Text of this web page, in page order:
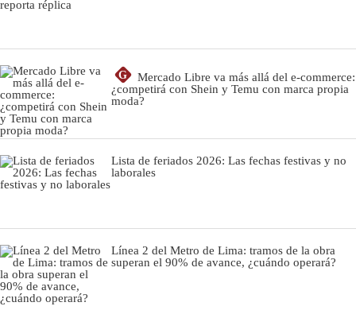
G
Mercado Libre va más allá del e-commerce:
¿competirá con Shein y Temu con marca propia
moda?
Lista de feriados 2026: Las fechas festivas y no
laborales
Línea 2 del Metro de Lima: tramos de la obra
superan el 90% de avance, ¿cuándo operará?